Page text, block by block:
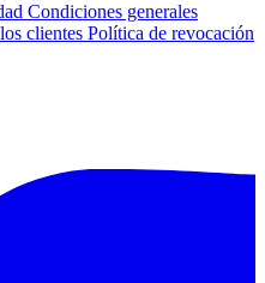
Condiciones generales
clientes Política de revocación